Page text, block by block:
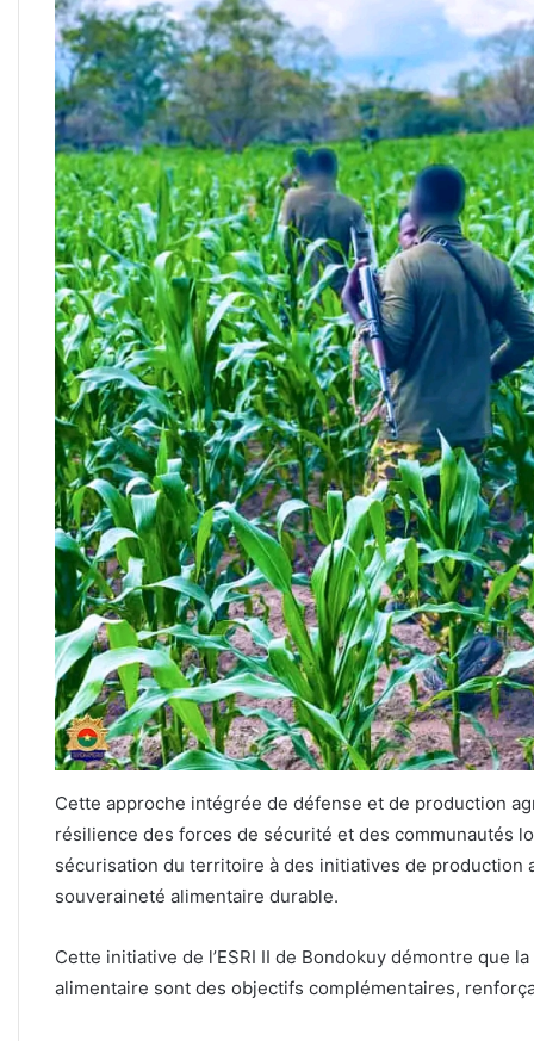
Cette approche intégrée de défense et de production
résilience des forces de sécurité et des communautés
sécurisation du territoire à des initiatives de production
souveraineté alimentaire durable.
Cette initiative de l’ESRI II de Bondokuy démontre que
alimentaire sont des objectifs complémentaires,